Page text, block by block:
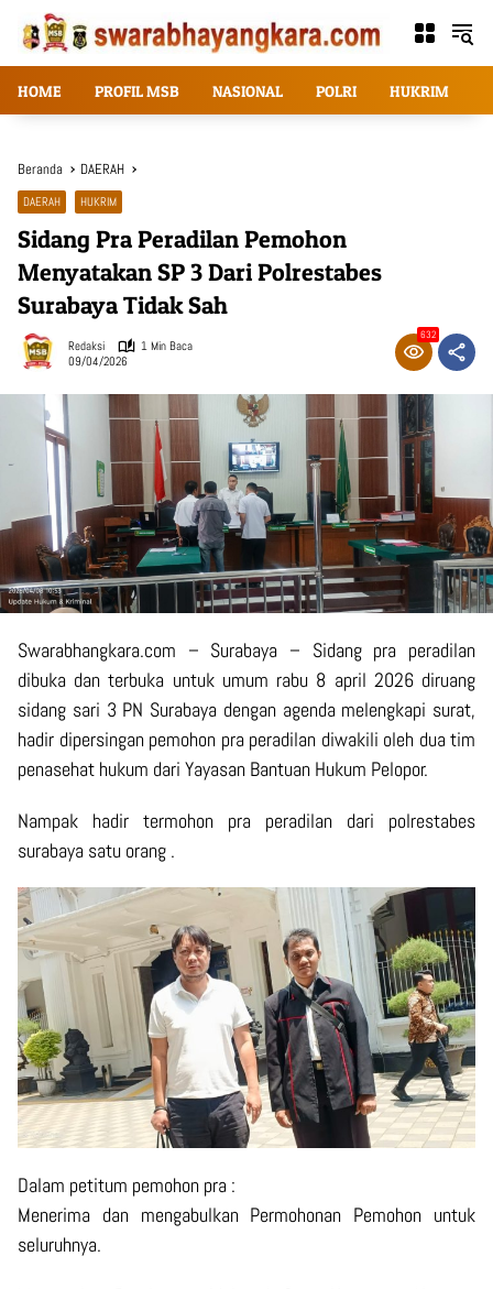
Langsung
konten
HOME PROFIL MSB NASIONAL POLRI HUKRIM
Beranda DAERAH
DAERAH HUKRIM
Sidang Pra Peradilan Pemohon
Menyatakan SP 3 Dari Polrestabes
Surabaya Tidak Sah
Redaksi
1 Min Baca
09/04/2026
632
Swarabhangkara.com – Surabaya – Sidang pra peradilan
dibuka dan terbuka untuk umum rabu 8 april 2026 diruang
sidang sari 3 PN Surabaya dengan agenda melengkapi surat,
hadir dipersingan pemohon pra peradilan diwakili oleh dua tim
penasehat hukum dari Yayasan Bantuan Hukum Pelopor.
Nampak hadir termohon pra peradilan dari polrestabes
surabaya satu orang .
Dalam petitum pemohon pra :
Menerima dan mengabulkan Permohonan Pemohon untuk
seluruhnya.